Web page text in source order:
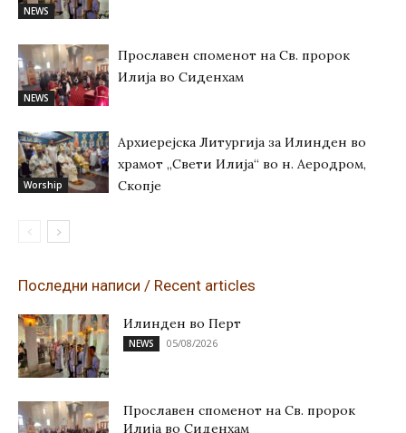
NEWS
NEWS
Прославен споменот на Св. пророк
Илија во Сиденхам
Worship
Архиерејска Литургија за Илинден во
храмот „Свети Илија“ во н. Аеродром,
Скопје
Последни написи / Recent articles
Илинден во Перт
NEWS 05/08/2026
Прославен споменот на Св. пророк
Илија во Сиденхам